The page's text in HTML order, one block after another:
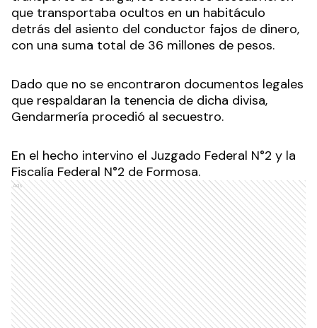
que transportaba ocultos en un habitáculo
detrás del asiento del conductor fajos de dinero,
con una suma total de 36 millones de pesos.
Dado que no se encontraron documentos legales
que respaldaran la tenencia de dicha divisa,
Gendarmería procedió al secuestro.
En el hecho intervino el Juzgado Federal N°2 y la
Fiscalía Federal N°2 de Formosa.
Ads